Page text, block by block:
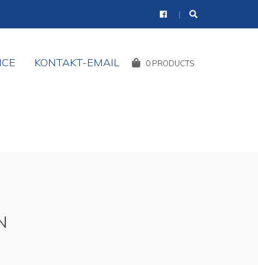
KONTAKT-EMAIL
Shopping
0 PRODUCTS